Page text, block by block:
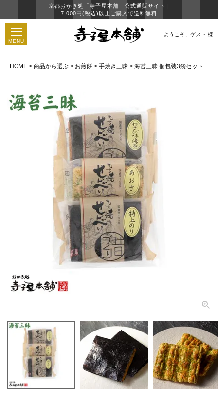
京都おかき処「寺子屋本舗」公式通販サイト |
7,000円(税込)以上ご購入で送料無料
MENU
ようこそ、 ゲスト 様
HOME 商品から選ぶ お煎餅 手焼き三昧 海苔三昧 個包装3袋セット